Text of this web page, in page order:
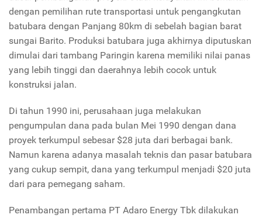
dengan pemilihan rute transportasi untuk pengangkutan
batubara dengan Panjang 80km di sebelah bagian barat
sungai Barito. Produksi batubara juga akhirnya diputuskan
dimulai dari tambang Paringin karena memiliki nilai panas
yang lebih tinggi dan daerahnya lebih cocok untuk
konstruksi jalan.
Di tahun 1990 ini, perusahaan juga melakukan
pengumpulan dana pada bulan Mei 1990 dengan dana
proyek terkumpul sebesar $28 juta dari berbagai bank.
Namun karena adanya masalah teknis dan pasar batubara
yang cukup sempit, dana yang terkumpul menjadi $20 juta
dari para pemegang saham.
Penambangan pertama PT Adaro Energy Tbk dilakukan